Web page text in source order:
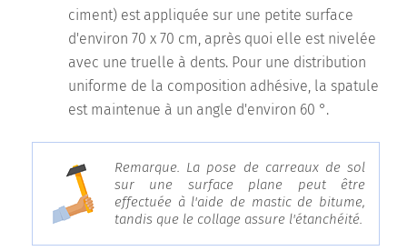
ciment) est appliquée sur une petite surface
d'environ 70 x 70 cm, après quoi elle est nivelée
avec une truelle à dents. Pour une distribution
uniforme de la composition adhésive, la spatule
est maintenue à un angle d'environ 60 °.
Remarque. La pose de carreaux de sol
sur une surface plane peut être
effectuée à l'aide de mastic de bitume,
tandis que le collage assure l'étanchéité.